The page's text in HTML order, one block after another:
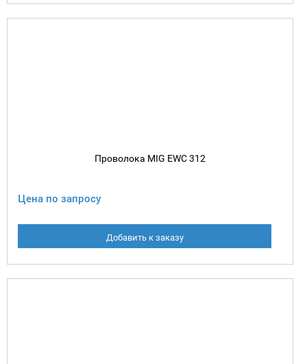
Проволока MIG EWC 312
Цена по запросу
Добавить к заказу